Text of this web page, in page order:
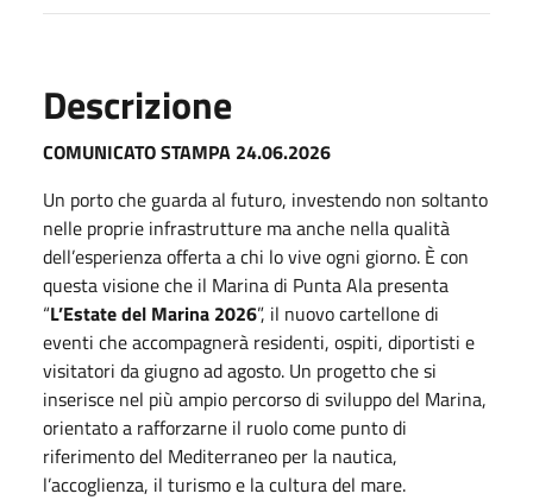
Descrizione
COMUNICATO STAMPA 24.06.2026
Un porto che guarda al futuro, investendo non soltanto
nelle proprie infrastrutture ma anche nella qualità
dell’esperienza offerta a chi lo vive ogni giorno. È con
questa visione che il Marina di Punta Ala presenta
“L’Estate del Marina 2026”, il nuovo cartellone di
eventi che accompagnerà residenti, ospiti, diportisti e
visitatori da giugno ad agosto. Un progetto che si
inserisce nel più ampio percorso di sviluppo del Marina,
orientato a rafforzarne il ruolo come punto di
riferimento del Mediterraneo per la nautica,
l’accoglienza, il turismo e la cultura del mare.